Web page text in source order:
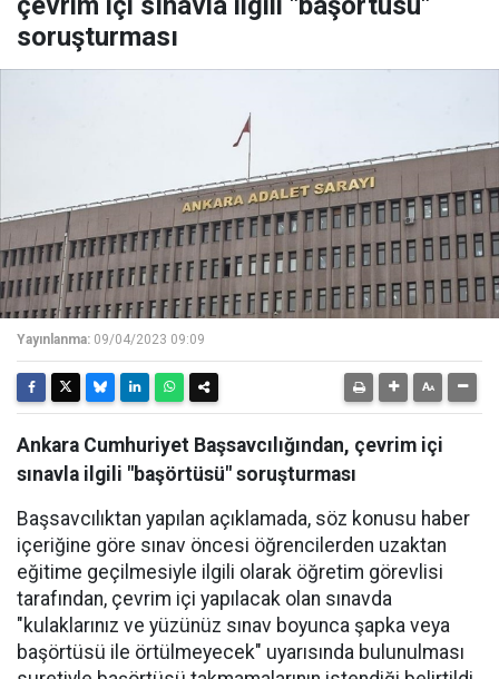
soruşturması
Yayınlanma: 09/04/2023 09:09
Ankara Cumhuriyet Başsavcılığından, çevrim içi
sınavla ilgili "başörtüsü" soruşturması
Başsavcılıktan yapılan açıklamada, söz konusu haber
içeriğine göre sınav öncesi öğrencilerden uzaktan
eğitime geçilmesiyle ilgili olarak öğretim görevlisi
tarafından, çevrim içi yapılacak olan sınavda
"kulaklarınız ve yüzünüz sınav boyunca şapka veya
başörtüsü ile örtülmeyecek" uyarısında bulunulması